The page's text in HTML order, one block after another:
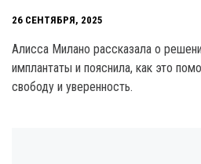
26 СЕНТЯБРЯ, 2025
Алисса Милано рассказала о
имплантаты и пояснила, как это
свободу и уверенность.